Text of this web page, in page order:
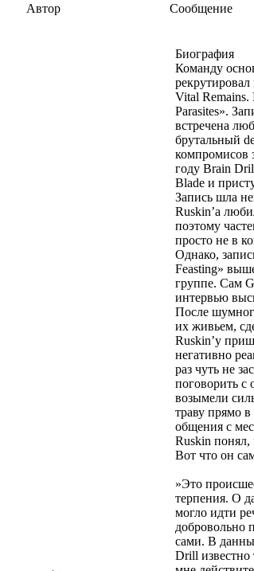
Автор
Сообщение
Биография
Команду
Vital Remains.
Parasites».
встречена
брутальный
компромисов
году Brain
Blade и
Запись шла
Ruskin’a
поэтому
просто не в
Однако,
Feasting»
группе. Сам
интервью
После
их живьем,
Ruskin’у
негативно
раз чуть не
поговорить с
возымели
траву прямо
общения с
Ruskin понял,
Вот что он
»Это
терпения. О
могло идти
добровольно
сами. В
Drill